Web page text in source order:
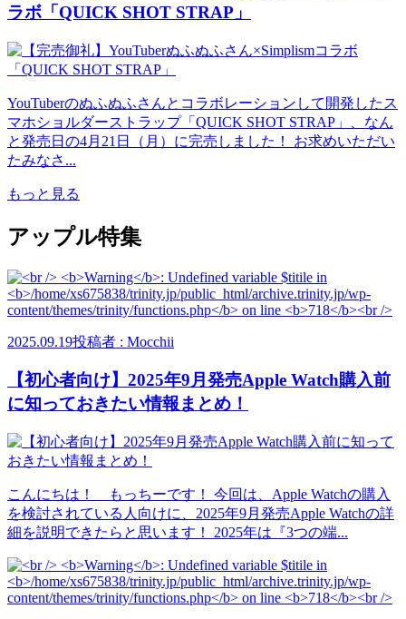
ラボ「QUICK SHOT STRAP」
YouTuberのぬふぬふさんとコラボレーションして開発したス
マホショルダーストラップ「QUICK SHOT STRAP」、なん
と発売日の4月21日（月）に完売しました！ お求めいただい
たみなさ...
もっと見る
アップル特集
2025.09.19投稿者 : Mocchii
【初心者向け】2025年9月発売Apple Watch購入前
に知っておきたい情報まとめ！
こんにちは！ もっちーです！ 今回は、Apple Watchの購入
を検討されている人向けに、2025年9月発売Apple Watchの詳
細を説明できたらと思います！ 2025年は『3つの端...